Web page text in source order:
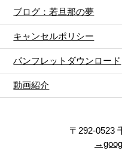
ブログ：若旦那の夢
キャンセルポリシー
パンフレットダウンロード
動画紹介
〒292-0523